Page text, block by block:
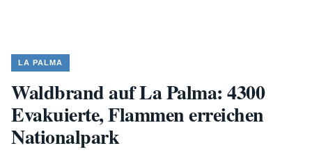
LA PALMA
Waldbrand auf La Palma: 4300
Evakuierte, Flammen erreichen
Nationalpark